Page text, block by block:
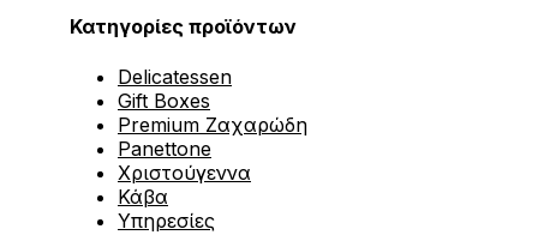
Κατηγορίες προϊόντων
Delicatessen
Gift Boxes
Premium Ζαχαρώδη
Panettone
Χριστούγεννα
Κάβα
Υπηρεσίες